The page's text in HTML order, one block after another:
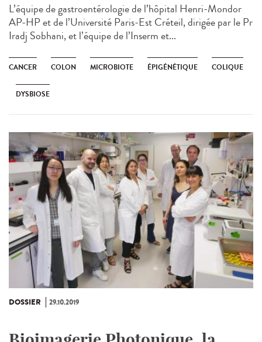
L’équipe de gastroentérologie de l’hôpital Henri-Mondor
AP-HP et de l’Université Paris-Est Créteil, dirigée par le Pr
Iradj Sobhani, et l’équipe de l’Inserm et...
CANCER COLON MICROBIOTE ÉPIGÉNÉTIQUE COLIQUE
DYSBIOSE
DOSSIER 29.10.2019